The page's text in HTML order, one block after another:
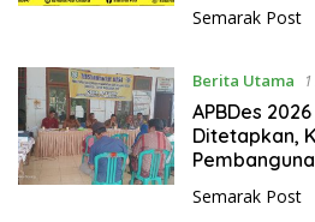
Semarak Post
Berita Utama
APBDes
Ditetapkan,
Semarak Post